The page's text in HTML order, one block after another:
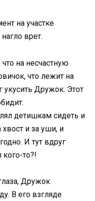
на участке
врет.
на несчастную
что лежит на
укусить Дружок. Этот
детишкам сидеть и
хвост и за уши, и
И тут вдруг
то?!
Дружок
В его взгляде